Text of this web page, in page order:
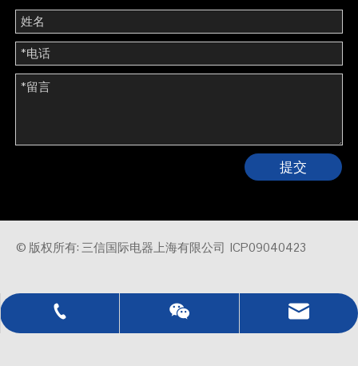
0086 - 21 - 5021 7777
sales@sassin.com
提交
© 版权所有: 三信国际电器上海有限公司 ICP09040423